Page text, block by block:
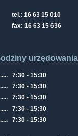
tel.: 16 63 15 010
fax: 16 63 15 636
urzędowania
7:30 - 15:30
7:30 - 15:30
7:30 - 15:30
7:30 - 15:30
7:30 - 15:30